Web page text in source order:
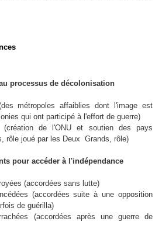
processus de décolonisation
métropoles affaiblies dont l'image est
qui ont participé à l'effort de guerre)
de l'ONU et soutien des pays
rôle joué par les Deux Grands, rôle)
pour accéder à l'indépendance
(accordées sans lutte)
(accordées suite à une opposition
de guérilla)
(accordées après une guerre de